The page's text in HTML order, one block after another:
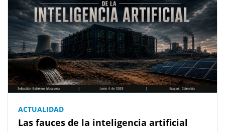
ACTUALIDAD
Las fauces de la inteligencia artificial